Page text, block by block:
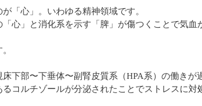
「心」。いわゆる精神領域です。
心」と消化系を示す「脾」が傷つくことで気血
下部〜下垂体〜副腎皮質系（HPA系）の働きが
コルチゾールが分泌されたことでストレスに対